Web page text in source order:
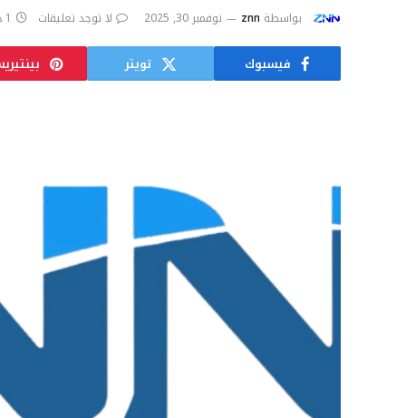
بواسطة znn نوفمبر 30, 2025 لا توجد تعليقات 1 دقائق
فيسبوك تويتر